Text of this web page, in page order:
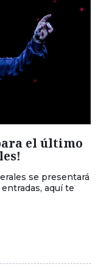
el último
se presentará
aquí te